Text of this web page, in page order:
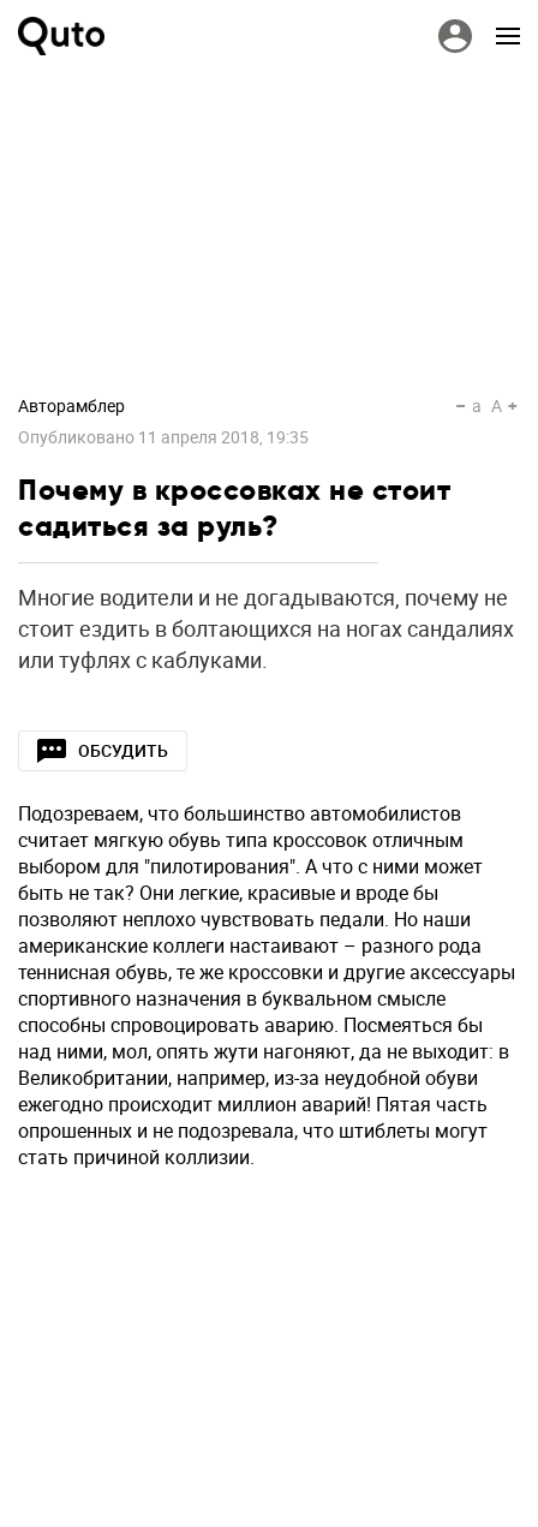
Авторамблер
Опубликовано 11 апреля 2018, 19:35
a A
Почему в кроссовках не стоит
садиться за руль?
Многие водители и не догадываются, почему не
стоит ездить в болтающихся на ногах сандалиях
или туфлях с каблуками.
ОБСУДИТЬ
Подозреваем, что большинство автомобилистов
считает мягкую обувь типа кроссовок отличным
выбором для "пилотирования". А что с ними может
быть не так? Они легкие, красивые и вроде бы
позволяют неплохо чувствовать педали. Но наши
американские коллеги настаивают – разного рода
теннисная обувь, те же кроссовки и другие аксессуары
спортивного назначения в буквальном смысле
способны спровоцировать аварию. Посмеяться бы
над ними, мол, опять жути нагоняют, да не выходит: в
Великобритании, например, из-за неудобной обуви
ежегодно происходит миллион аварий! Пятая часть
опрошенных и не подозревала, что штиблеты могут
стать причиной коллизии.